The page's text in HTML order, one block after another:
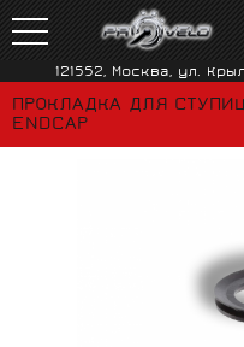
121552, Москва, ул.
ПРОКЛАДКА ДЛЯ
ENDCAP